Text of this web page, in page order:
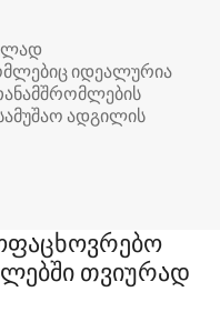
იდეალურია
ადგილის
თვიურად